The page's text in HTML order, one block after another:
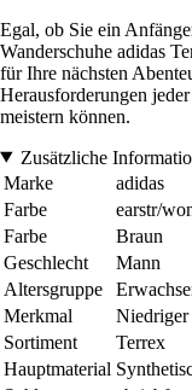
Egal, ob Sie ein
Wanderschuhe adidas
für Ihre nächsten
Herausforderungen
meistern können.
Zusätzliche
Marke
adidas
Farbe
earstr/
Farbe
Braun
Geschlecht
Mann
Altersgruppe
Merkmal
Niedriger
Sortiment
Terrex
Hauptmaterial